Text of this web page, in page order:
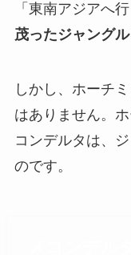
「東南アジアへ
茂ったジャング
しかし、ホーチ
はありません。
コンデルタは、
のです。